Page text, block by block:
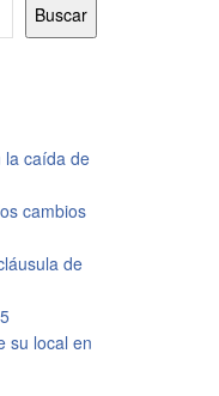
Buscar
la caída de
cambios
de
su local en